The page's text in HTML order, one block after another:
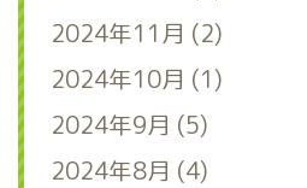
2024年11月 (2)
2024年10月 (1)
2024年9月 (5)
2024年8月 (4)